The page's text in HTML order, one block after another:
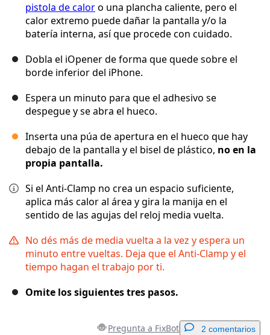
pistola de caloro una plancha caliente, pero el
calor extremo puede dañar la pantalla y/o la
batería interna, así que procede con cuidado.
Dobla el iOpener de forma que quede sobre el
borde inferior del iPhone.
Espera un minuto para que el adhesivo se
despegue y se abra el hueco.
Inserta una púa de apertura en el hueco que hay
debajo de la pantalla y el bisel de plástico, no en la
propia pantalla.
Si el Anti-Clamp no crea un espacio suficiente,
aplica más calor al área y gira la manija en el
sentido de las agujas del reloj media vuelta.
No dés más de media vuelta a la vez y espera un
minuto entre vueltas. Deja que el Anti-Clamp y el
tiempo hagan el trabajo por ti.
Omite los siguientes tres pasos.
Pregunta a FixBot 2 comentarios